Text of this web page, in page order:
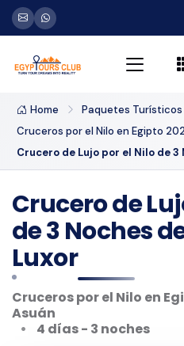
Home Paquetes Turísticos
Cruceros por el Nilo en Egipto
Crucero de Lujo por el Nilo de 3
Crucero de
de 3 Noches
Luxor
Cruceros por el Nilo en
Asuán
4 días - 3 noches